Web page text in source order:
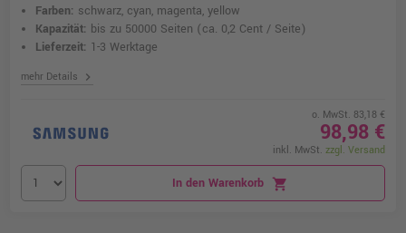
Farben: schwarz, cyan, magenta, yellow
Kapazität: bis zu 50000 Seiten (ca. 0,2 Cent / Seite)
Lieferzeit: 1-3 Werktage
mehr Details chevron_right
o. MwSt. 83,18 €
98,98 €
inkl. MwSt. zzgl. Versand
In den Warenkorb shopping_cart